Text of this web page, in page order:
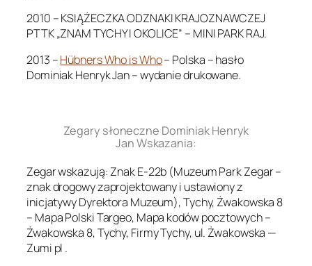
2010 – KSIĄŻECZKA ODZNAKI KRAJOZNAWCZEJ
PTTK „ZNAM TYCHY I OKOLICE” – MINI PARK RAJ.
2013 –Hübners Who is Who– Polska – hasło
Dominiak Henryk Jan – wydanie drukowane.
Zegary słoneczne Dominiak Henryk
Jan Wskazania:
Zegar wskazują: Znak E-22b (Muzeum Park Zegar –
znak drogowy zaprojektowany i ustawiony z
inicjatywy Dyrektora Muzeum), Tychy, Żwakowska 8
– Mapa Polski Targeo, Mapa kodów pocztowych –
Żwakowska 8, Tychy, Firmy Tychy, ul. Żwakowska —
Zumi pl .